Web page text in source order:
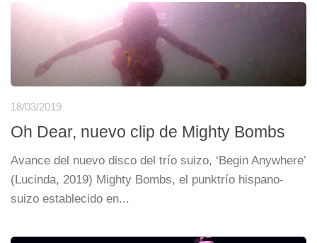
18/03/2019
Oh Dear, nuevo clip de Mighty Bombs
Avance del nuevo disco del trío suizo, ‘Begin Anywhere’
(Lucinda, 2019) Mighty Bombs, el punktrío hispano-
suizo establecido en...